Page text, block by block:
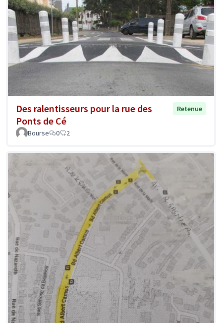
Des ralentisseurs pour la rue des
Ponts de Cé
Retenue
Bourse 0 2